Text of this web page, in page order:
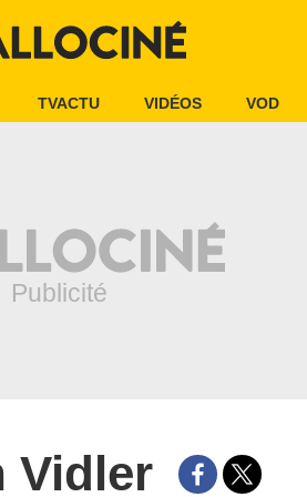
TVACTU VIDÉOS VOD
Vidler